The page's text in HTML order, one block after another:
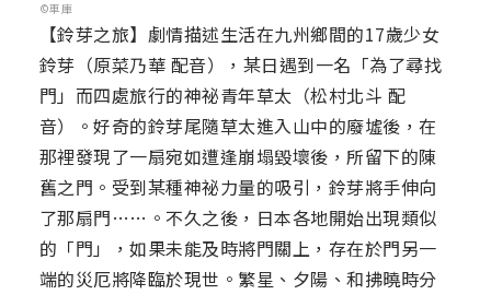
©車庫
【鈴芽之旅】劇情描述生活在九州鄉間的17歲少女
鈴芽（原菜乃華 配音），某日遇到一名「為了尋找
門」而四處旅行的神祕青年草太（松村北斗 配
音）。好奇的鈴芽尾隨草太進入山中的廢墟後，在
那裡發現了一扇宛如遭逢崩塌毀壞後，所留下的陳
舊之門。受到某種神祕力量的吸引，鈴芽將手伸向
了那扇門……。不久之後，日本各地開始出現類似
的「門」，如果未能及時將門關上，存在於門另一
端的災厄將降臨於現世。繁星、夕陽、和拂曉時分